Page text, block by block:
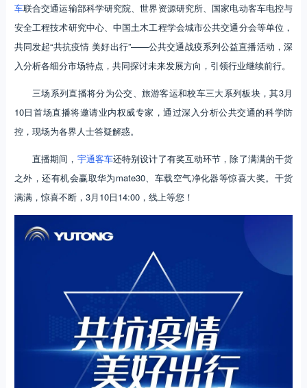
车联合交通运输部科学研究院、世界资源研究所、国家电动客车电控与
安全工程技术研究中心、中国土木工程学会城市公共交通分会等单位，
共同发起“共抗疫情 美好出行”——公共交通战疫系列公益直播活动，深
入分析各细分市场特点，共同探讨未来发展方向，引领行业继续前行。
三场系列直播将分为公交、旅游客运和校车三大系列板块，其3月
10日首场直播将邀请业内权威专家，通过深入分析公共交通的科学防
控，现场为各界人士答疑解惑。
直播期间， 宇通客车还特别设计了有奖互动环节，除了满满的干货
之外，还有机会赢取华为mate30、车载空气净化器等惊喜大奖。干货
满满，惊喜不断，3月10日14:00，线上等您！